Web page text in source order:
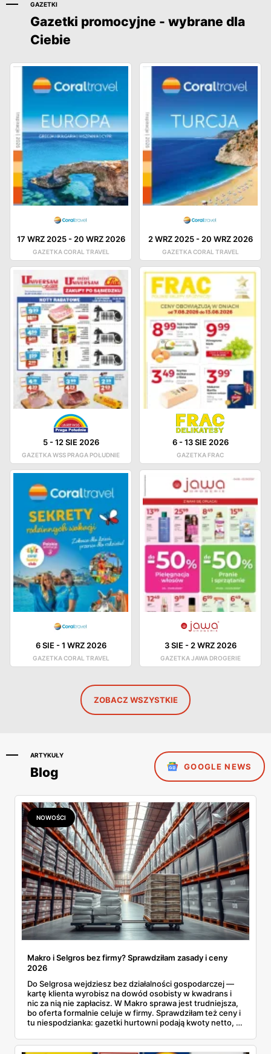
GAZETKI
Gazetki promocyjne - wybrane dla
Ciebie
17 WRZ 2025- 20 WRZ 2026
GAZETKA CORAL TRAVEL
2 WRZ 2025- 20 WRZ 2026
GAZETKA CORAL TRAVEL
5-12 SIE 2026
GAZETKA WSS PRAGA POŁUDNIE
6-13 SIE 2026
GAZETKA FRAC
6 SIE-1 WRZ 2026
GAZETKA CORAL TRAVEL
3 SIE-2 WRZ 2026
GAZETKA JAWA DROGERIE
ZOBACZ WSZYSTKIE
ARTYKUŁY
Blog GOOGLE NEWS
NOWOŚCI
Makro i Selgros bez firmy? Sprawdziłam zasady i ceny
2026
Do Selgrosa wejdziesz bez działalności gospodarczej —
kartę klienta wyrobisz na dowód osobisty w kwadrans i
nic za nią nie zapłacisz. W Makro sprawa jest trudniejsza,
bo oferta formalnie celuje w firmy. Sprawdziłam też ceny i
tu niespodzianka: gazetki hurtowni podają kwoty netto, a
zawsze wygrywa — ta sama kawa ziarnista kosztuje w
Makro ponad dwa razy więcej niż w weekendowej